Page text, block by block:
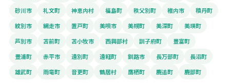
砂川市
礼文町 神恵内村 福島町 秩父別町 稚内市
積丹町
紋別市
網走市 置戸町 美唄市 美幌町 美深町
美瑛町
芦別市
苫前町 苫小牧市 西興部村 訓子府町
豊富町
豊浦町
赤平市 遠別町 遠軽町 釧路市 長万部町
長沼町
雄武町
雨竜町 音更町 鶴居村 鷹栖町 鹿追町 鹿部町